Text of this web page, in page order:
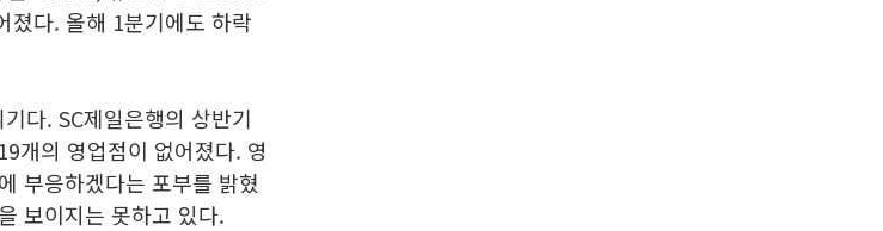
졌다. 올해 1분기에도 하락
다. SC제일은행의 상반기
개의 영업점이 없어졌다. 영
부응하겠다는 포부를 밝혔
보이지는 못하고 있다.